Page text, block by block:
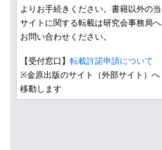
よりお手続きください。書籍以外の当
サイトに関する転載は研究会事務局へ
お問い合わせください。
【受付窓口】 転載許諾申請について
※金原出版のサイト（外部サイト）へ
移動します